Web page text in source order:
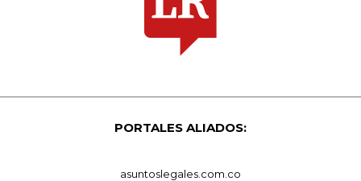
PORTALES ALIADOS:
asuntoslegales.com.co